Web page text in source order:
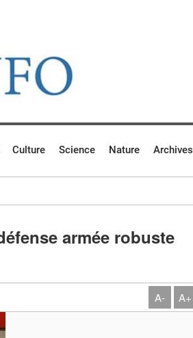
Culture Science Nature Archives
armée robuste
A- A+